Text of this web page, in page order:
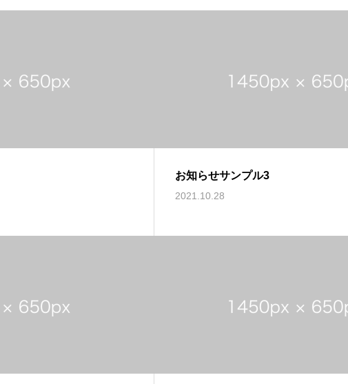
お知らせサンプル3
2021.10.28